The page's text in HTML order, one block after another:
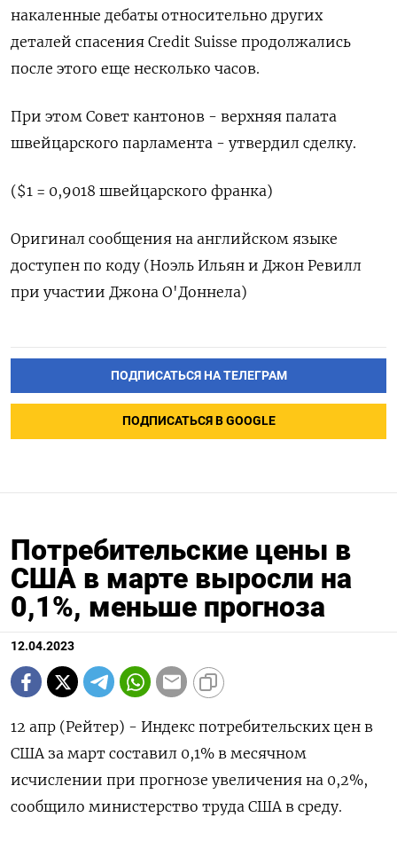
накаленные дебаты относительно других
деталей спасения Credit Suisse продолжались
после этого еще несколько часов.
При этом Совет кантонов - верхняя палата
швейцарского парламента - утвердил сделку.
($1 = 0,9018 швейцарского франка)
Оригинал сообщения на английском языке
доступен по коду (Ноэль Ильян и Джон Ревилл
при участии Джона О'Доннела)
ПОДПИСАТЬСЯ НА ТЕЛЕГРАМ
ПОДПИСАТЬСЯ В GOOGLE
Потребительские цены в
США в марте выросли на
0,1%, меньше прогноза
12.04.2023
12 апр (Рейтер) - Индекс потребительских цен в
США за март составил 0,1% в месячном
исчислении при прогнозе увеличения на 0,2%,
сообщило министерство труда США в среду.